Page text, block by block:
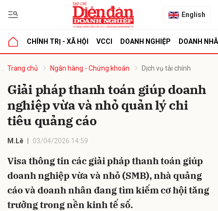
English
CHÍNH TRỊ - XÃ HỘI VCCI DOANH NGHIỆP DOANH
Trang chủ Ngân hàng - Chứng khoán Dịch vụ tài chính
Giải pháp thanh toán giúp doanh
nghiệp vừa và nhỏ quản lý chi
tiêu quảng cáo
M.Lê 03/04/2026 14:59
Visa thông tin các giải pháp thanh toán giúp
doanh nghiệp vừa và nhỏ (SMB), nhà quảng
cáo và doanh nhân đang tìm kiếm cơ hội tăng
trưởng trong nền kinh tế số.
luận
Hủy